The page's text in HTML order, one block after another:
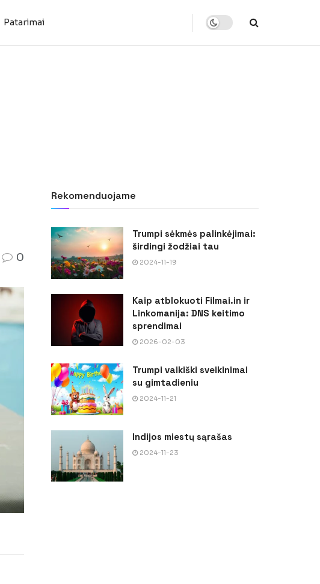
Patarimai
0
Rekomenduojame
Trumpi sėkmės palinkėjimai:
širdingi žodžiai tau
2024-11-19
Kaip atblokuoti Filmai.in ir
Linkomanija: DNS keitimo
sprendimai
2026-02-03
Trumpi vaikiški sveikinimai
su gimtadieniu
2024-11-21
Indijos miestų sąrašas
2024-11-23